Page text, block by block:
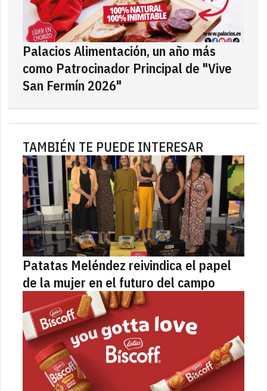
Palacios Alimentación, un año más
como Patrocinador Principal de "Vive
San Fermín 2026"
TAMBIÉN TE PUEDE INTERESAR
Patatas Meléndez reivindica el papel
de la mujer en el futuro del campo